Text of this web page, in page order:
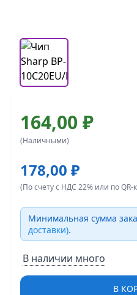
164,00 ₽
(Наличными)
178,00 ₽
(По счету с НДС 22% или по QR-
Минимальная сумма
доставки).
В наличии много
В